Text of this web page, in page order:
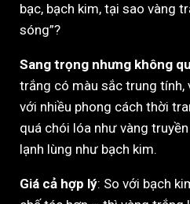
bạc, bạch kim, tại sao vàng
sóng”?
Sang trọng nhưng không
trắng có màu sắc trung tính,
với nhiều phong cách thời
quá chói lóa như vàng
lạnh lùng như bạch kim.
Giá cả hợp lý: So với bạch